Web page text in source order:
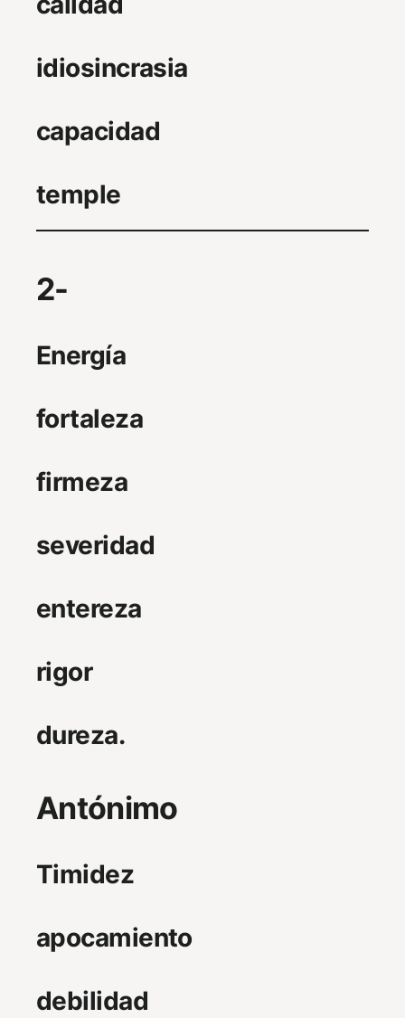
idiosincrasia
capacidad
temple
2-
Energía
fortaleza
firmeza
severidad
entereza
rigor
dureza.
Antónimo
Timidez
apocamiento
debilidad